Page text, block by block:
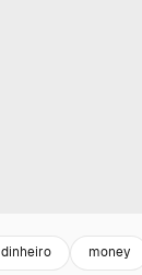
dinheiro money